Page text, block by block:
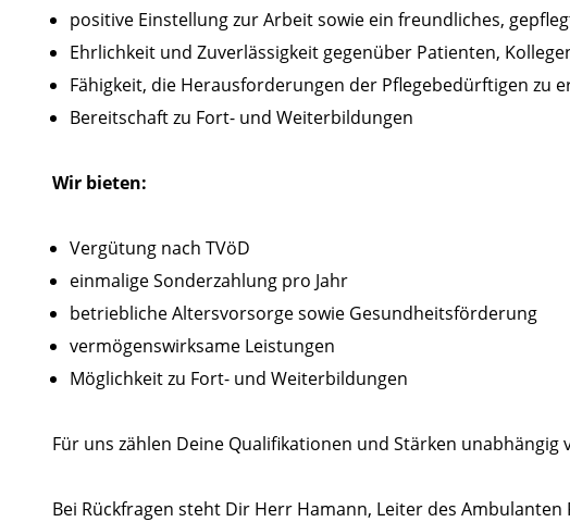
positive Einstellung zur Arbeit sowie ein freundliches,
Ehrlichkeit und Zuverlässigkeit gegenüber Patienten,
Fähigkeit, die Herausforderungen der Pflegebedürftigen zu
Bereitschaft zu Fort- und Weiterbildungen
Wir bieten:
Vergütung nach TVöD
einmalige Sonderzahlung pro Jahr
betriebliche Altersvorsorge sowie Gesundheitsförderung
vermögenswirksame Leistungen
Möglichkeit zu Fort- und Weiterbildungen
Für uns zählen Deine Qualifikationen und Stärken
Bei Rückfragen steht Dir Herr Hamann, Leiter des